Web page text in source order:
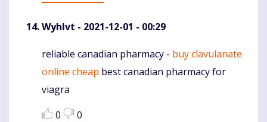
Wyhlvt - 2021-12-01 - 00:29
Komentaras
reliable canadian pharmacy - buy clavulanate
online cheap best canadian pharmacy for
viagra
0
0